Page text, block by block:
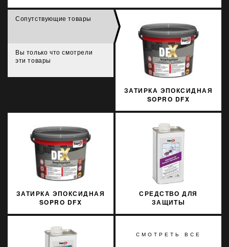
Сопутствующие товары
Вы только что смотрели
эти товары
ЗАТИРКА ЭПОКСИДНАЯ
SOPRO DFX
ЗАТИРКА ЭПОКСИДНАЯ
SOPRO DFX
СРЕДСТВО ДЛЯ
ЗАЩИТЫ
СМОТРЕТЬ ВСЕ